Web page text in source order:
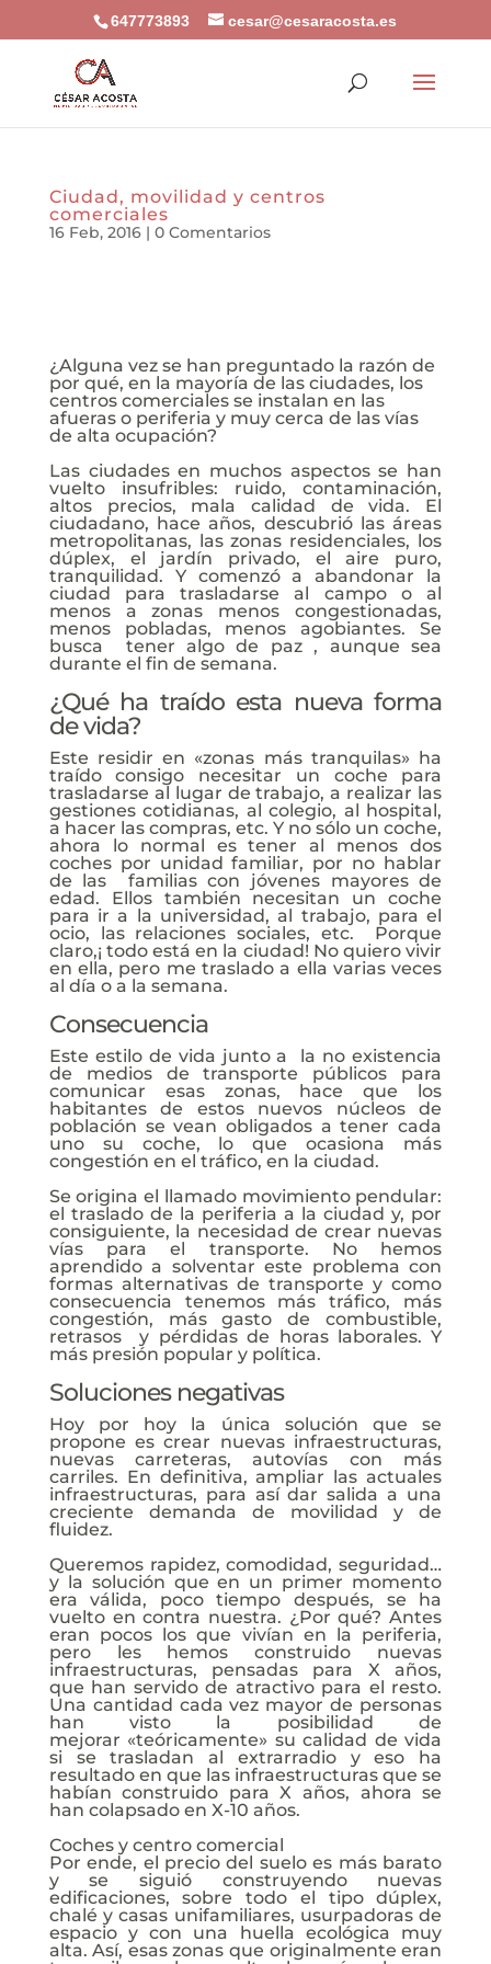
647773893 cesar@cesaracosta.es
Ciudad, movilidad y centros
comerciales
16 Feb, 2016| 0 Comentarios
¿Alguna vez se han preguntado la razón de
por qué, en la mayoría de las ciudades, los
centros comerciales se instalan en las
afueras o periferia y muy cerca de las vías
de alta ocupación?
Las ciudades en muchos aspectos se han
vuelto insufribles: ruido, contaminación,
altos precios, mala calidad de vida. El
ciudadano, hace años, descubrió las áreas
metropolitanas, las zonas residenciales, los
dúplex, el jardín privado, el aire puro,
tranquilidad. Y comenzó a abandonar la
ciudad para trasladarse al campo o al
menos a zonas menos congestionadas,
menos pobladas, menos agobiantes. Se
busca tener algo de paz , aunque sea
durante el fin de semana.
¿Qué ha traído esta nueva forma
de vida?
Este residir en «zonas más tranquilas» ha
traído consigo necesitar un coche para
trasladarse al lugar de trabajo, a realizar las
gestiones cotidianas, al colegio, al hospital,
a hacer las compras, etc. Y no sólo un coche,
ahora lo normal es tener al menos dos
coches por unidad familiar, por no hablar
de las familias con jóvenes mayores de
edad. Ellos también necesitan un coche
para ir a la universidad, al trabajo, para el
ocio, las relaciones sociales, etc. Porque
claro,¡ todo está en la ciudad! No quiero vivir
en ella, pero me traslado a ella varias veces
al día o a la semana.
Consecuencia
Este estilo de vida junto a la no existencia
de medios de transporte públicos para
comunicar esas zonas, hace que los
habitantes de estos nuevos núcleos de
población se vean obligados a tener cada
uno su coche, lo que ocasiona más
congestión en el tráfico, en la ciudad.
Se origina el llamado movimiento pendular:
el traslado de la periferia a la ciudad y, por
consiguiente, la necesidad de crear nuevas
vías para el transporte. No hemos
aprendido a solventar este problema con
formas alternativas de transporte y como
consecuencia tenemos más tráfico, más
congestión, más gasto de combustible,
retrasos y pérdidas de horas laborales. Y
más presión popular y política.
Soluciones negativas
Hoy por hoy la única solución que se
propone es crear nuevas infraestructuras,
nuevas carreteras, autovías con más
carriles. En definitiva, ampliar las actuales
infraestructuras, para así dar salida a una
creciente demanda de movilidad y de
fluidez.
Queremos rapidez, comodidad, seguridad…
y la solución que en un primer momento
era válida, poco tiempo después, se ha
vuelto en contra nuestra. ¿Por qué? Antes
eran pocos los que vivían en la periferia,
pero les hemos construido nuevas
infraestructuras, pensadas para X años,
que han servido de atractivo para el resto.
Una cantidad cada vez mayor de personas
han visto la posibilidad de
mejorar «teóricamente» su calidad de vida
si se trasladan al extrarradio y eso ha
resultado en que las infraestructuras que se
habían construido para X años, ahora se
han colapsado en X-10 años.
Coches y centro comercial
Por ende, el precio del suelo es más barato
y se siguió construyendo nuevas
edificaciones, sobre todo el tipo dúplex,
chalé y casas unifamiliares, usurpadoras de
espacio y con una huella ecológica muy
alta. Así, esas zonas que originalmente eran